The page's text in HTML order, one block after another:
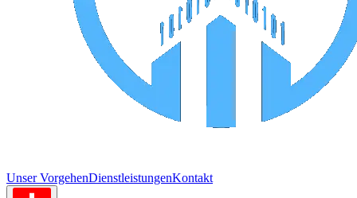
Unser VorgehenDienstleistungenKontakt